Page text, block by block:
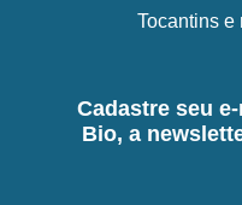
Tocantins e
Cadastre seu
Bio, a